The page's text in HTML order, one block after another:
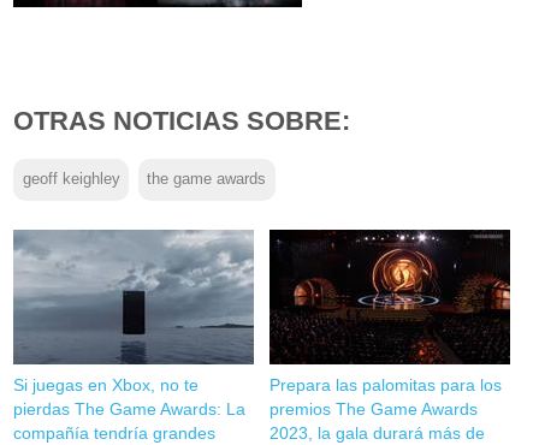
OTRAS NOTICIAS SOBRE:
geoff keighley the game awards
Si juegas en Xbox, no te
pierdas The Game Awards: La
compañía tendría grandes
Prepara las palomitas para los
premios The Game Awards
2023, la gala durará más de